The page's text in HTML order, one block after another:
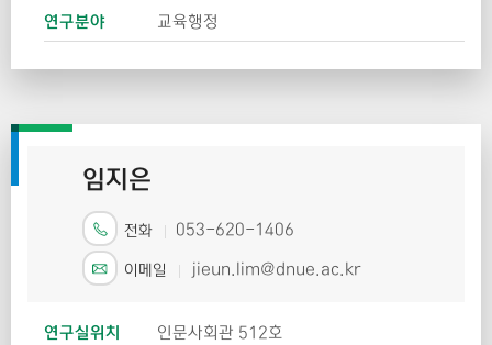
연구분야
교육행정
임지은
전화
053-620-1406
이메일
jieun.lim@dnue.ac.kr
연구실위치
인문사회관 512호